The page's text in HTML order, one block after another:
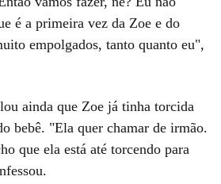
é a primeira vez da Zoe e do
empolgados, tanto quanto eu",
ainda que Zoe já tinha torcida
bebê. "Ela quer chamar de irmão.
que ela está até torcendo para